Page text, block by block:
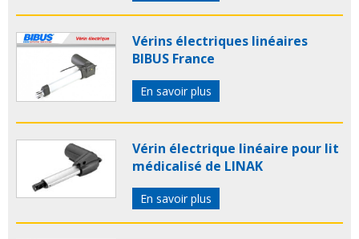
Vérins électriques linéaires
BIBUS France
En savoir plus
Vérin électrique linéaire pour lit
médicalisé de LINAK
En savoir plus